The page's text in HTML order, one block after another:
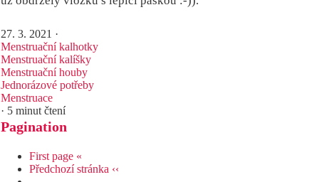
27. 3. 2021 ·
Menstruační kalhotky
Menstruační kalíšky
Menstruační houby
Jednorázové potřeby
Menstruace
· 5 minut čtení
Pagination
First page «
Předchozí stránka ‹‹